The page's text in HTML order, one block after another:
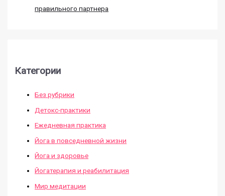
правильного партнера
Категории
Без рубрики
Детокс-практики
Ежедневная практика
Йога в повседневной жизни
Йога и здоровье
Йогатерапия и реабилитация
Мир медитации